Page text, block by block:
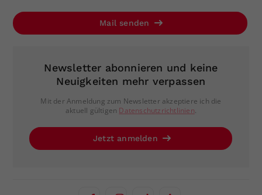
Mail senden
Newsletter abonnieren und keine
Neuigkeiten mehr verpassen
Mit der Anmeldung zum Newsletter akzeptiere ich die
aktuell gültigen Datenschutzrichtlinien.
Jetzt anmelden